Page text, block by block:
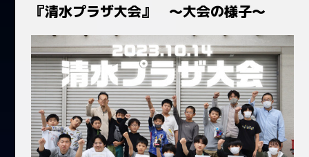
『清水プラザ大会』 ～大会の様子～